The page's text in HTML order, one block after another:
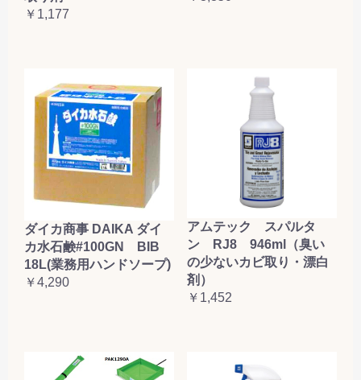
￥1,177
ダイカ商事 DAIKA ダイ
カ水石鹸#100GN BIB
18L(業務用ハンドソープ)
￥4,290
アムテック スパルタ
ン RJ8 946ml（臭い
の少ないカビ取り・漂白
剤）
￥1,452